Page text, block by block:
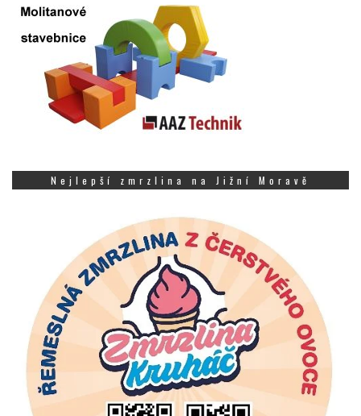
Nejlepší zmrzlina na Jižní Moravě